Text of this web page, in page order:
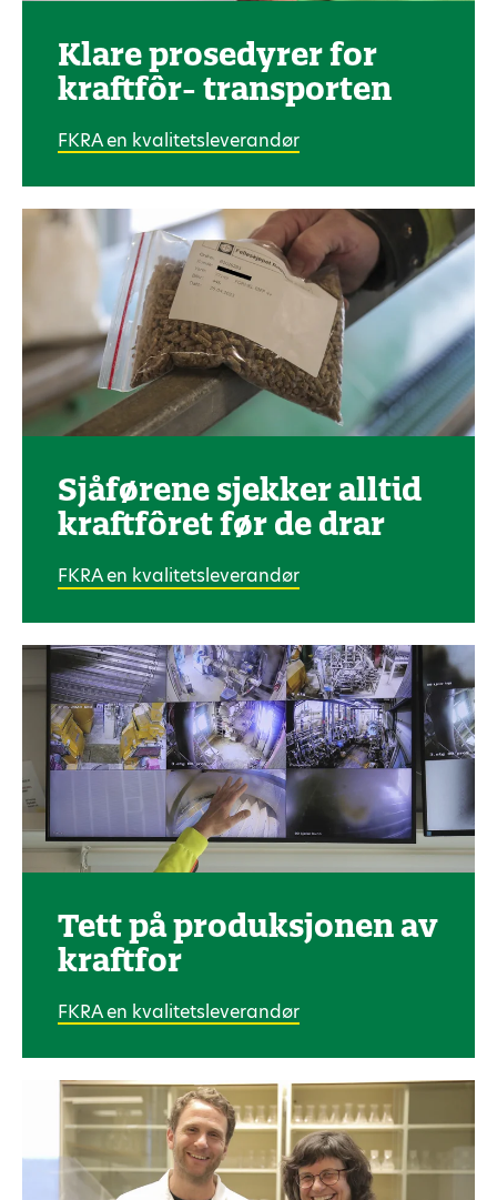
Klare prosedyrer for
kraftfôr- transporten
FKRA en kvalitetsleverandør
Sjåførene sjekker alltid
kraftfôret før de drar
FKRA en kvalitetsleverandør
Tett på produksjonen av
kraftfor
FKRA en kvalitetsleverandør